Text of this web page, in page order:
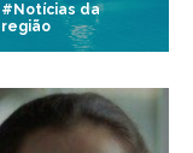
#Notícias da
região